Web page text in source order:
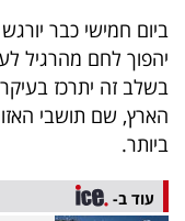
40
UNDER
40
פעולה
ביום חמישי כבר
יהפוך לחם מהרגיל
בשלב זה יתרכז בעיקר
הארץ, שם תושבי
ביותר.
עוד ב-